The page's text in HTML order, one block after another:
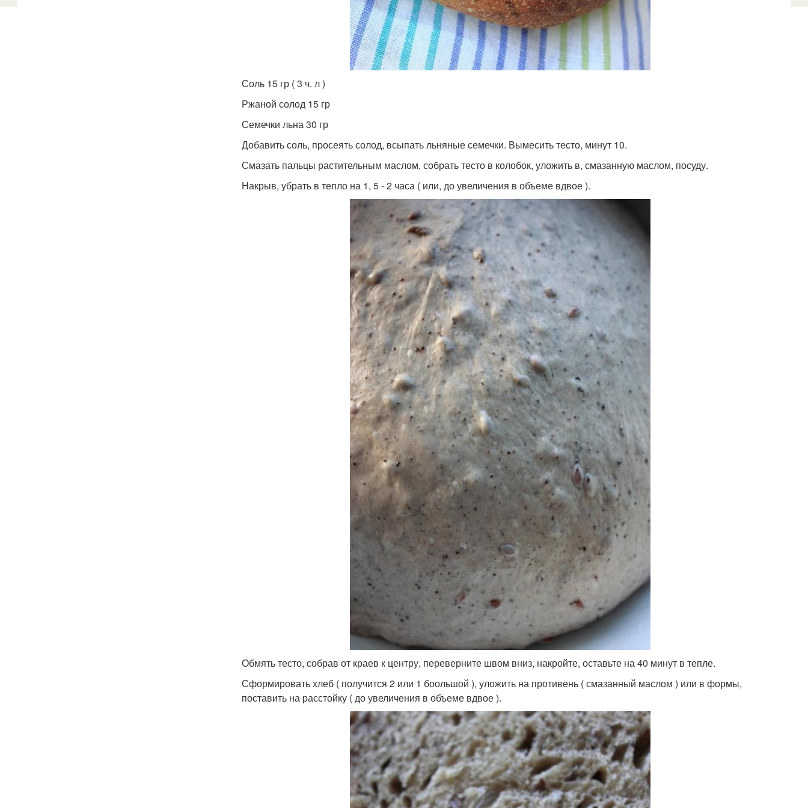
Соль 15 гр ( 3 ч. л )
Ржаной солод 15 гр
Семечки льна 30 гр
Добавить соль, просеять солод, всыпать льняные семечки. Вымесить тесто, минут 10.
Смазать пальцы растительным маслом, собрать тесто в колобок, уложить в, смазанную маслом, посуду.
Накрыв, убрать в тепло на 1, 5 - 2 часа ( или, до увеличения в объеме вдвое ).
Обмять тесто, собрав от краев к центру, переверните швом вниз, накройте, оставьте на 40 минут в тепле.
Сформировать хлеб ( получится 2 или 1 боольшой ), уложить на противень ( смазанный маслом ) или в формы,
поставить на расстойку ( до увеличения в объеме вдвое ).